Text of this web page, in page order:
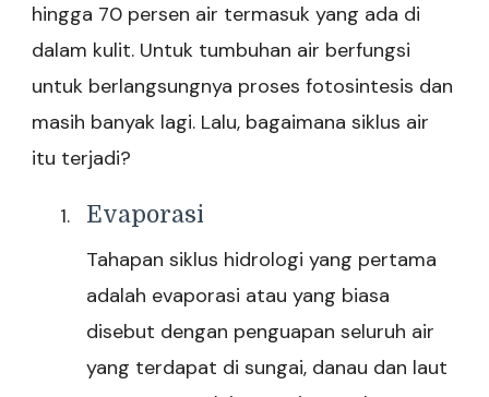
hingga 70 persen air termasuk yang ada di
dalam kulit. Untuk tumbuhan air berfungsi
untuk berlangsungnya proses fotosintesis dan
masih banyak lagi. Lalu, bagaimana siklus air
itu terjadi?
Evaporasi
Tahapan siklus hidrologi yang pertama
adalah evaporasi atau yang biasa
disebut dengan penguapan seluruh air
yang terdapat di sungai, danau dan laut